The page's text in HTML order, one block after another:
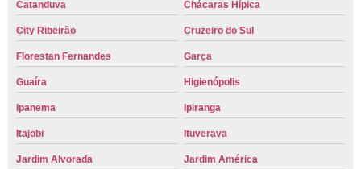
Catanduva Chácaras Hípica
City Ribeirão Cruzeiro do Sul
Florestan Fernandes Garça
Guaíra Higienópolis
Ipanema Ipiranga
Itajobi Ituverava
Jardim Alvorada Jardim América